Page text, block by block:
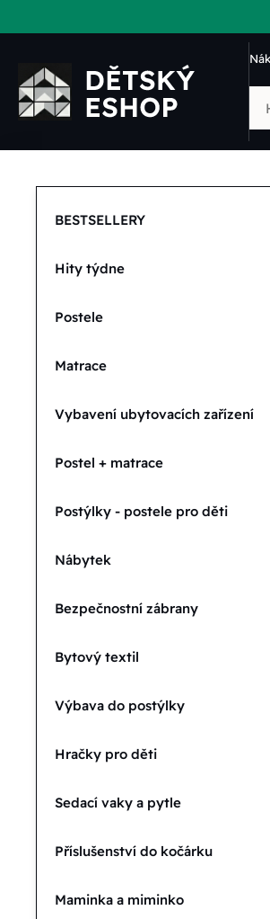
BESTSELLERY
Hity týdne
Postele
Matrace
Vybavení ubytovacích zařízení
Postel + matrace
Postýlky - postele pro děti
Nábytek
Bezpečnostní zábrany
Bytový textil
Výbava do postýlky
Hračky pro děti
Sedací vaky a pytle
Příslušenství do kočárku
Maminka a miminko